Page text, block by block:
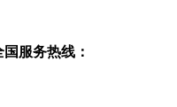
国服务热线：